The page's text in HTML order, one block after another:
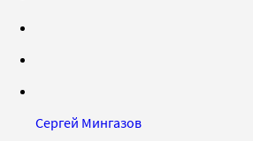
Сергей Мингазов